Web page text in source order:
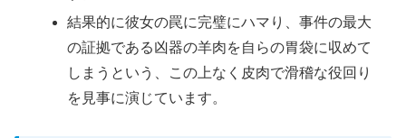
結果的に彼女の罠に完璧にハマり、事件の最大
の証拠である凶器の羊肉を自らの胃袋に収めて
しまうという、この上なく皮肉で滑稽な役回り
を見事に演じています。